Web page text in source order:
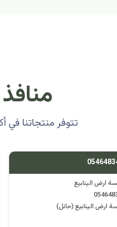
تتوفر منتجاتنا في أكثر
متجرك الأفضل
متجرك الأفضل (حائل)